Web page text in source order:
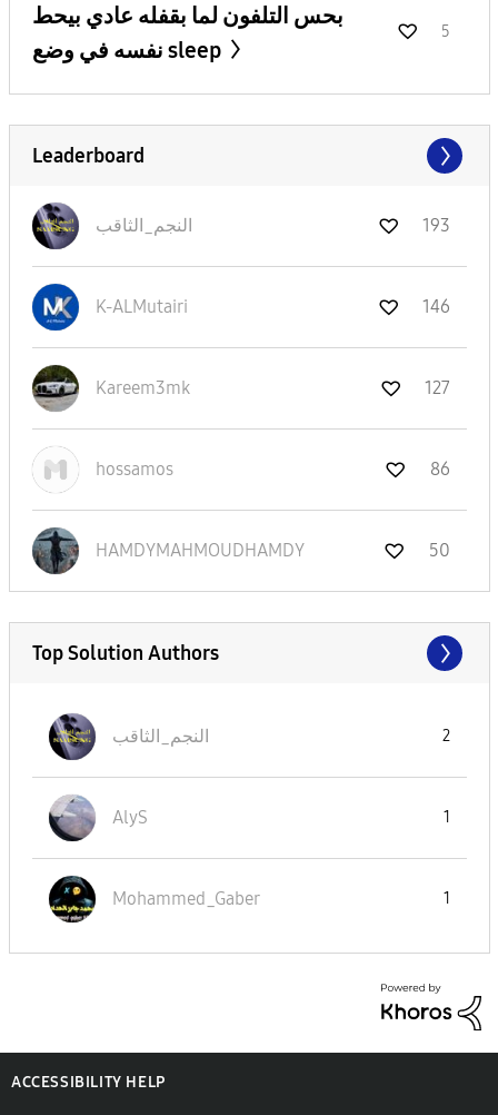
بحس التلفون لما بقفله عادي بيحط
نفسه في وضع sleep
5
Leaderboard
النجم_الثاقب 193
K-ALMutairi 146
Kareem3mk 127
hossamos 86
HAMDYMAHMOUDHAMDY 50
Top Solution Authors
النجم_الثاقب 2
AlyS 1
Mohammed_Gaber 1
ACCESSIBILITY HELP